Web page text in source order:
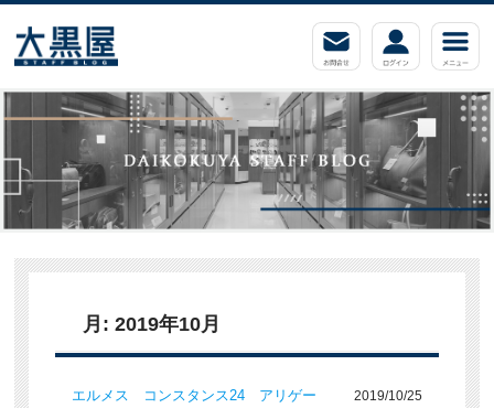
月: 2019年10月
エルメス コンスタンス24 アリゲー
2019/10/25